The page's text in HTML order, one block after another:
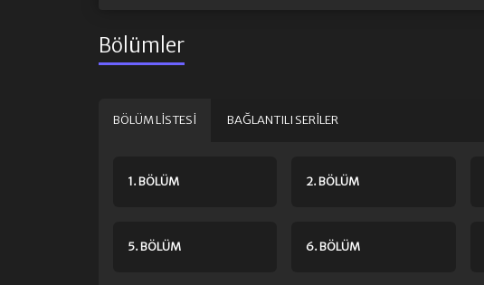
Bölümler
BÖLÜM LISTESI BAĞLANTILI SERILER
1. BÖLÜM 2. BÖLÜM
5. BÖLÜM 6. BÖLÜM